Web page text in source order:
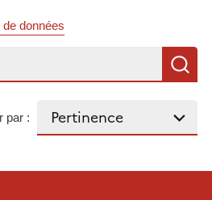
données
par :